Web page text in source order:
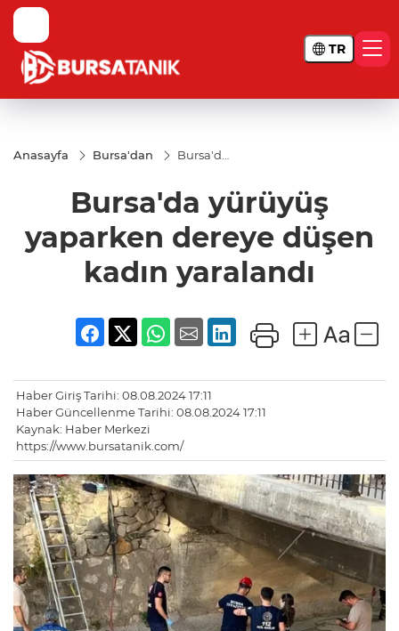
TR
Anasayfa Bursa'dan
Bursa'da
dereye
düşen
kadın
yaralandı
Bursa'da yürüyüş
yaparken dereye düşen
kadın yaralandı
Haber Giriş Tarihi: 08.08.2024 17:11
Haber Güncellenme Tarihi: 08.08.2024 17:11
Kaynak: Haber Merkezi
https://www.bursatanik.com/